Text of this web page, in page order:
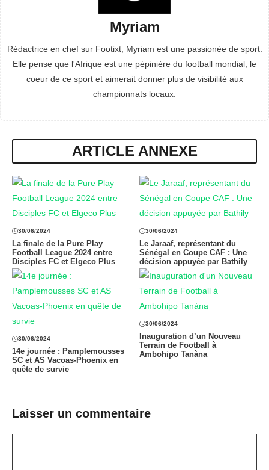
Myriam
Rédactrice en chef sur Footixt, Myriam est une passionée de sport.
Elle pense que l'Afrique est une pépinière du football mondial, le
coeur de ce sport et aimerait donner plus de visibilité aux
championnats locaux.
ARTICLE ANNEXE
30/06/2024
La finale de la Pure Play
Football League 2024 entre
Disciples FC et Elgeco Plus
30/06/2024
Le Jaraaf, représentant du
Sénégal en Coupe CAF : Une
décision appuyée par Bathily
30/06/2024
14e journée : Pamplemousses
SC et AS Vacoas-Phoenix en
quête de survie
30/06/2024
Inauguration d’un Nouveau
Terrain de Football à
Ambohipo Tanàna
Laisser un commentaire